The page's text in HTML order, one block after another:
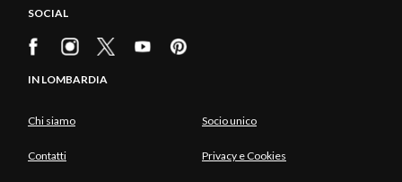
SOCIAL
IN LOMBARDIA
Chi siamo Socio unico
Contatti Privacy e Cookies